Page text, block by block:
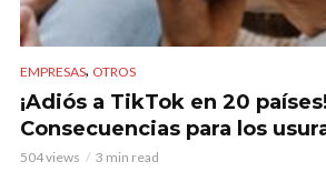
EMPRESAS, OTROS
¡Adiós a TikTok en 20
Consecuencias para los
504 views 3 min read